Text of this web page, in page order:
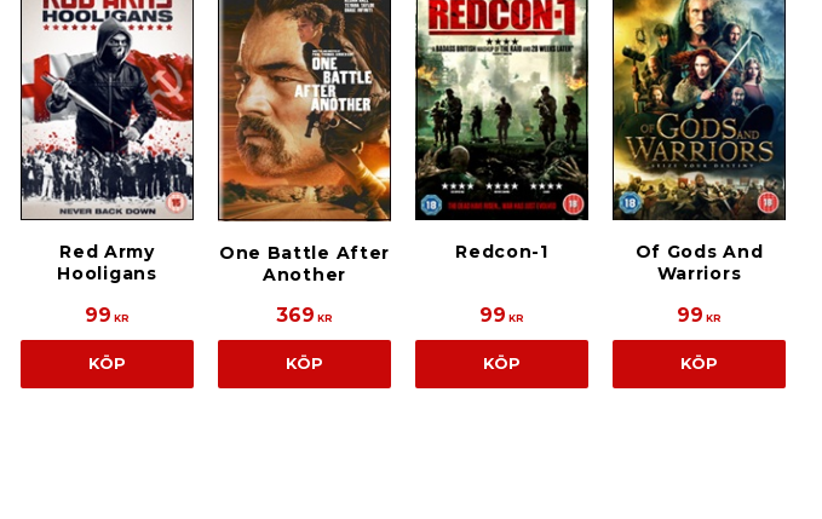
Red Army
Hooligans
99 KR
KÖP
One Battle After
Another
369 KR
KÖP
Redcon-1
99 KR
KÖP
Of Gods And
Warriors
99 KR
KÖP